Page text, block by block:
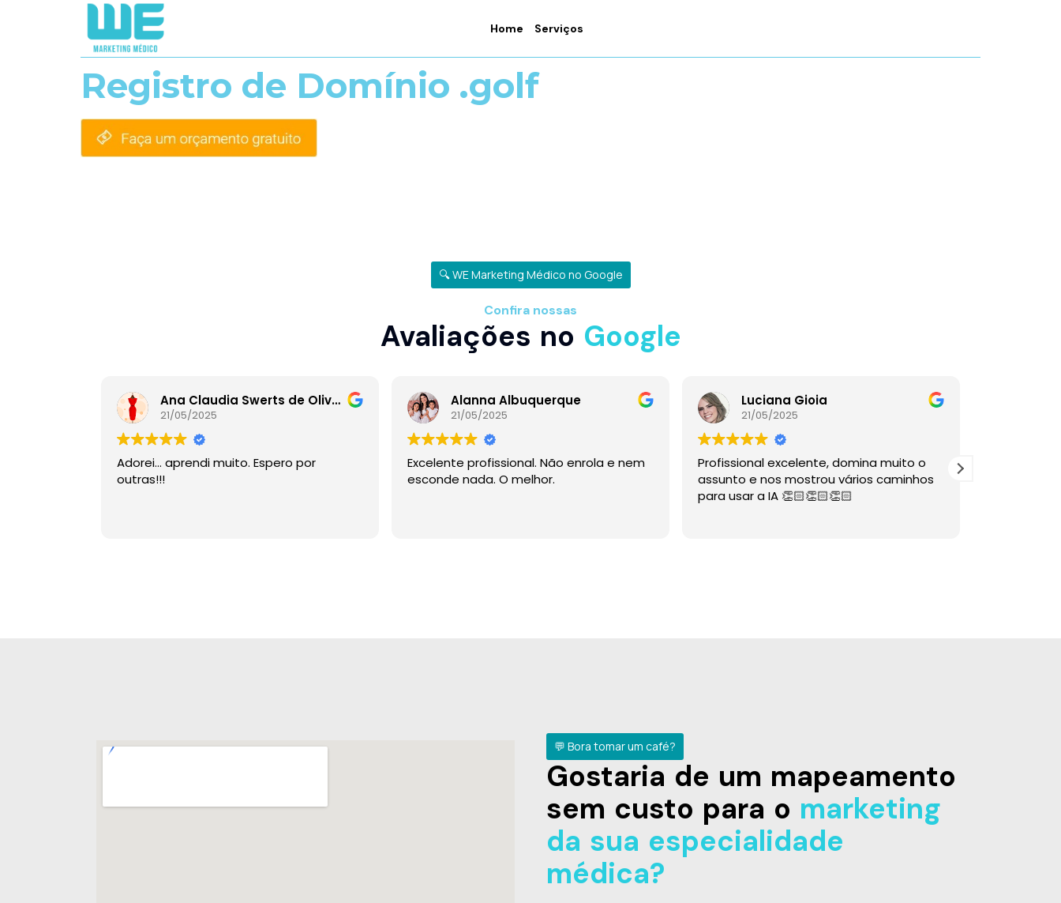
Home Serviços
Registro de Domínio .golf
🔍 WE Marketing Médico no Google
Confira nossas
Avaliações no Google
Ana Claudia Swerts de Oliveira
21/05/2025
Adorei… aprendi muito. Espero por
outras!!!
Alanna Albuquerque
21/05/2025
Excelente profissional. Não enrola e nem
esconde nada. O melhor.
Luciana Gioia
21/05/2025
Profissional excelente, domina muito o
assunto e nos mostrou vários caminhos
para usar a IA 👏🏻👏🏻👏🏻
💬 Bora tomar um café?
Gostaria de um mapeamento
sem custo para o marketing
da sua especialidade
médica?